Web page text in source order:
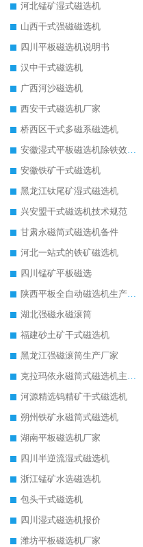
河北锰矿湿式磁选机
山西干式强磁磁选机
四川平板磁选机说明书
汉中干式磁选机
广西河沙磁选机
西安干式磁选机厂家
桥西区干式多磁系磁选机
安徽湿式平板磁选机除铁效果怎么样
安徽铁矿干式磁选机
黑龙江钛尾矿湿式磁选机
兴安盟干式磁选机技术规范
甘肃永磁筒式磁选机备件
河北一站式的铁矿磁选机
四川锰矿平板磁选
陕西平板全自动磁选机生产厂家
湖北强磁永磁滚筒
福建砂土矿干式磁选机
黑龙江强磁滚筒生产厂家
克拉玛依永磁筒式磁选机主要技术参数
河源精选钨精矿干式磁选机
朔州铁矿永磁筒式磁选机
湖南平板磁选机厂家
四川半逆流湿式磁选机
浙江锰矿水选磁选机
包头干式磁选机
四川湿式磁选机报价
潍坊平板磁选机厂家